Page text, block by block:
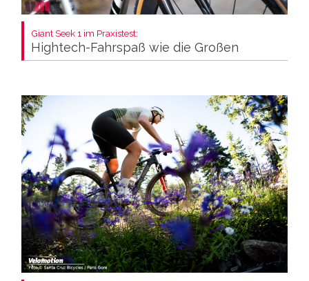
Giant Seek 1 im Praxistest:
Hightech-Fahrspaß wie die Großen